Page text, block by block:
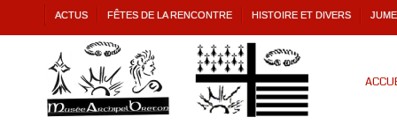
ACTUS FÊTES DE LA RENCONTRE HISTOIRE ET DIVERS